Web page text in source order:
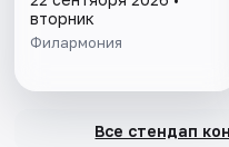
вторник
Филармония
Все стендап